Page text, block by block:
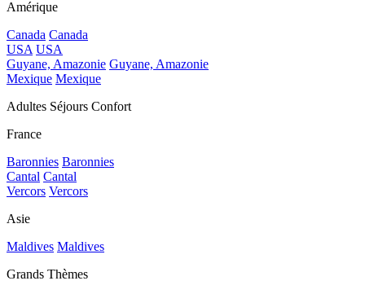
Amérique
Canada Canada
USA USA
Guyane, Amazonie Guyane, Amazonie
Mexique Mexique
Adultes Séjours Confort
France
Baronnies Baronnies
Cantal Cantal
Vercors Vercors
Asie
Maldives Maldives
Grands Thèmes